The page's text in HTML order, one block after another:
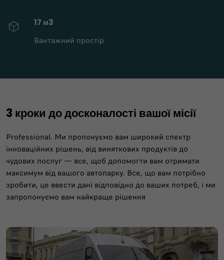
17 м3
Вантажний простір
3 кроки до досконалості вашої місії
Professional. Ми пропонуємо вам широкий спектр
інноваційних рішень, від виняткових продуктів до
чудових послуг — все, щоб допомогти вам отримати
максимум від вашого автопарку. Все, що вам потрібно
зробити, це ввести дані відповідно до ваших потреб, і ми
запропонуємо вам найкраще рішення